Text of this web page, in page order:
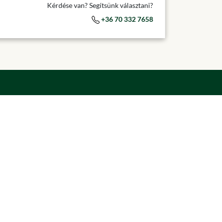
Kérdése van? Segítsünk választani?
+36 70 332 7658